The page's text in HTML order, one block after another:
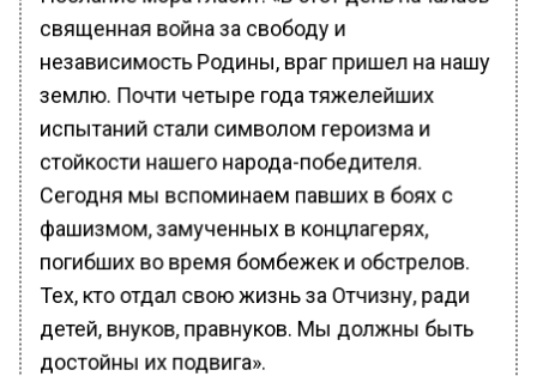
священная война за свободу и
независимость Родины, враг пришел на нашу
землю. Почти четыре года тяжелейших
испытаний стали символом героизма и
стойкости нашего народа-победителя.
Сегодня мы вспоминаем павших в боях с
фашизмом, замученных в концлагерях,
погибших во время бомбежек и обстрелов.
Тех, кто отдал свою жизнь за Отчизну, ради
детей, внуков, правнуков. Мы должны быть
достойны их подвига».